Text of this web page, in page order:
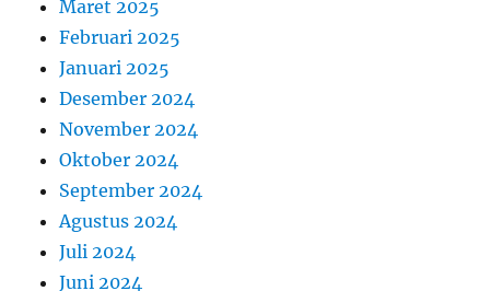
Maret 2025
Februari 2025
Januari 2025
Desember 2024
November 2024
Oktober 2024
September 2024
Agustus 2024
Juli 2024
Juni 2024